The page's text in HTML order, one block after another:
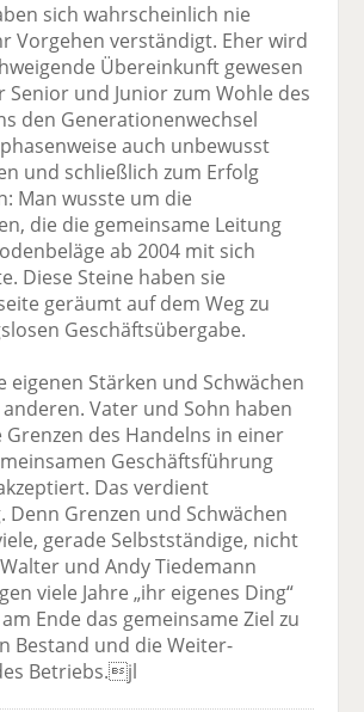
sich wahrscheinlich nie
Vorgehen verständigt. Eher wird
Übereinkunft gewesen
Senior und Junior zum Wohle des
den Generationenwechsel
auch unbewusst
und schließlich zum Erfolg
Man wusste um die
die die gemeinsame Leitung
ab 2004 mit sich
Diese Steine haben sie
geräumt auf dem Weg zu
Geschäfts­übergabe.
eigenen Stärken und Schwächen
Vater und Sohn haben
Grenzen des Handelns in einer
Geschäftsführung
Das verdient
Denn Grenzen und Schwächen
gerade Selbstständige, nicht
und Andy Tiedemann
viele Jahre „ihr eigenes Ding“
Ende das gemeinsame Ziel zu
Bestand und die Weiter­
Betriebs.jl